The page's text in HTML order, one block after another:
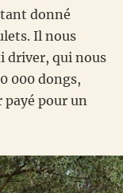
donné
Il nous
driver, qui nous
000 dongs,
payé pour un